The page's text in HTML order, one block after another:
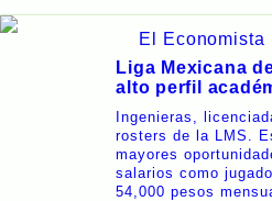
El Economista
Liga Mexicana
alto perfil
Ingenieras,
rosters de la LMS.
mayores
salarios como
54,000 pesos